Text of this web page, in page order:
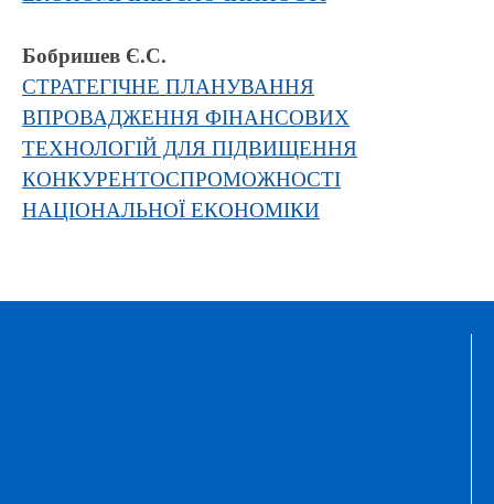
Бобришев Є.С.
СТРАТЕГІЧНЕ ПЛАНУВАННЯ
ВПРОВАДЖЕННЯ ФІНАНСОВИХ
ТЕХНОЛОГІЙ ДЛЯ ПІДВИЩЕННЯ
КОНКУРЕНТОСПРОМОЖНОСТІ
НАЦІОНАЛЬНОЇ ЕКОНОМІКИ